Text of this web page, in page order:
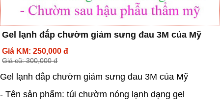
Gel lạnh đắp chườm giảm sưng đau 3M của Mỹ
Giá KM: 250,000 đ
Giá cũ: 300,000 đ
Gel lạnh đắp chườm giảm sưng đau 3M của Mỹ
- Tên sản phẩm: túi chườm nóng lạnh dạng gel